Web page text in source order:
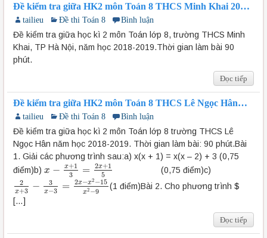
Đề kiểm tra giữa HK2 môn Toán 8 THCS Minh Khai 2018-
2019
tailieu Đề thi Toán 8 Bình luận
Đề kiểm tra giữa học kì 2 môn Toán lớp 8, trường THCS Minh
Khai, TP Hà Nội, năm học 2018-2019.Thời gian làm bài 90
phút.
Đọc tiếp
Đề kiểm tra giữa HK2 môn Toán 8 THCS Lê Ngọc Hân
2018-2019
tailieu Đề thi Toán 8 Bình luận
Đề kiểm tra giữa học kì 2 môn Toán lớp 8 trường THCS Lê
Ngọc Hân năm học 2018-2019. Thời gian làm bài: 90 phút.Bài
1. Giải các phương trình sau:a) x(x + 1) = x(x – 2) + 3 (0,75
điểm)b) x − x+1
3
= 2x+1
5
x− x+ 13=2 x+ 15 (0,75 điểm)c)
2
x+3 − 3
x−3 = 2x−x2 −15
x2 −9
2x+3 −3 x−3= 2x −x2−15x2−9
(1 điểm)Bài 2. Cho phương trình $
[…]
Đọc tiếp